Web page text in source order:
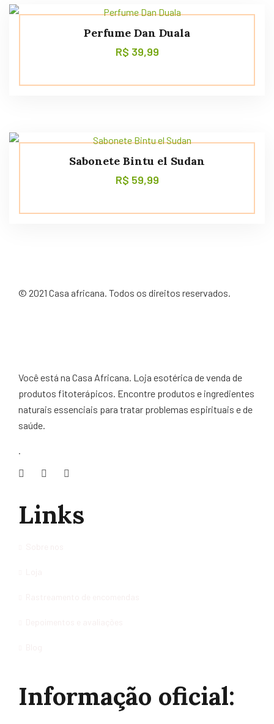
Perfume Dan Duala
R$ 39,99
Sabonete Bintu el Sudan
R$ 59,99
© 2021 Casa africana. Todos os direitos reservados.
Você está na Casa Africana. Loja esotérica de venda de
produtos fitoterápicos. Encontre produtos e ingredientes
naturais essenciais para tratar problemas espirituais e de
saúde.
.
Links
Informação oficial: